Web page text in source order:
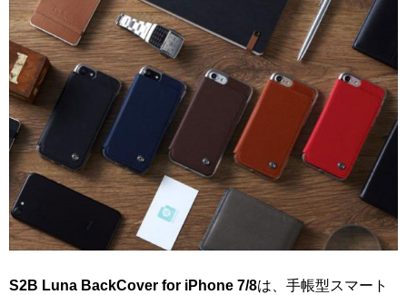
S2B Luna BackCover for iPhone 7/8は、手帳型スマート